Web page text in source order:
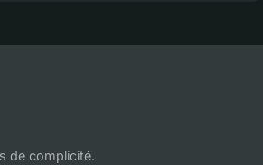
de complicité.